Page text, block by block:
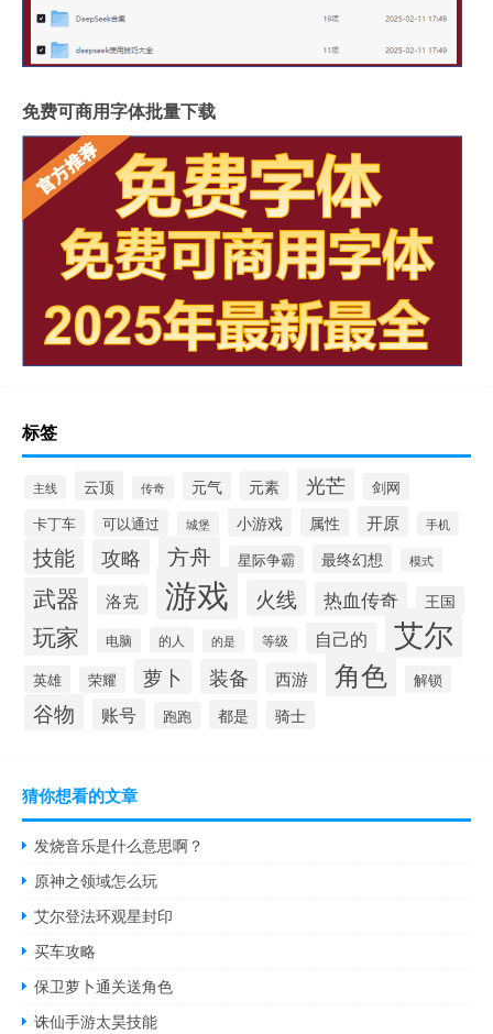
免费可商用字体批量下载
标签
主线 云顶 传奇 元气 元素 光芒
剑网
卡丁车
可以通过 城堡 小游戏 属性 开原 手机
技能 攻略 方舟 星际争霸 最终幻想 模式
武器 洛克 游戏 火线 热血传奇 王国
玩家 电脑 的人 的是 等级 自己的 艾尔
英雄 荣耀 萝卜 装备 西游 角色 解锁
谷物 账号 跑跑 都是 骑士
猜你想看的文章
发烧音乐是什么意思啊？
原神之领域怎么玩
艾尔登法环观星封印
买车攻略
保卫萝卜通关送角色
诛仙手游太昊技能